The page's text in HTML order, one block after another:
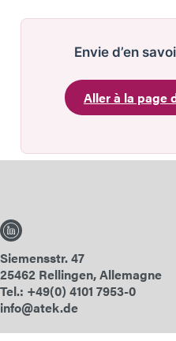
Envie d’en
Aller à la page
Siemensstr. 47
25462 Rellingen, Allemagne
Tel.: +49(0) 4101 7953-0
info@atek.de